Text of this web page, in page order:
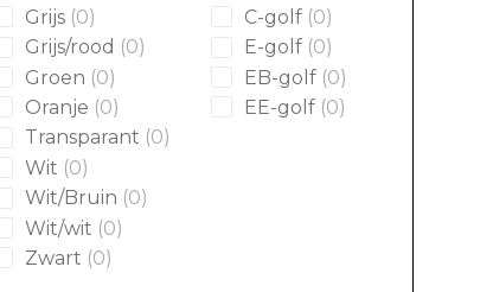
Grijs 00
products
Grijs/rood 00
Groen 00
products
Oranje 00
products
Transparant 00
Wit 00
products
Wit/Bruin 00
Wit/wit 00
Zwart 00
C-golf 00
products
E-golf 00
products
EB-golf 00
products
EE-golf 00